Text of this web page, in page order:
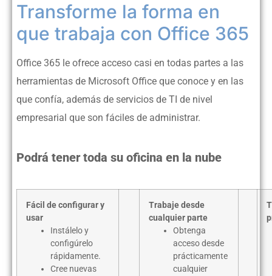
Transforme la forma en
que trabaja con Office 365
Office 365 le ofrece acceso casi en todas partes a las
herramientas de Microsoft Office que conoce y en las
que confía, además de servicios de TI de nivel
empresarial que son fáciles de administrar.
Podrá tener toda su oficina en la nube
Fácil de configurar y
usar
Instálelo y
configúrelo
rápidamente.
Cree nuevas
Trabaje desde
cualquier parte
Obtenga
acceso desde
prácticamente
cualquier